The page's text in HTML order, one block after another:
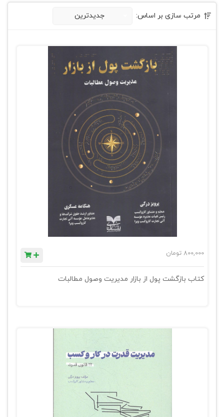
مرتب سازی بر اساس: جدیدترین
800,000 تومان
کتاب بازگشت پول از بازار مدیریت وصول مطالبات